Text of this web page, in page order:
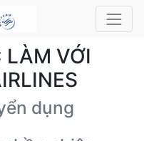
LÀM VỚI
dụng